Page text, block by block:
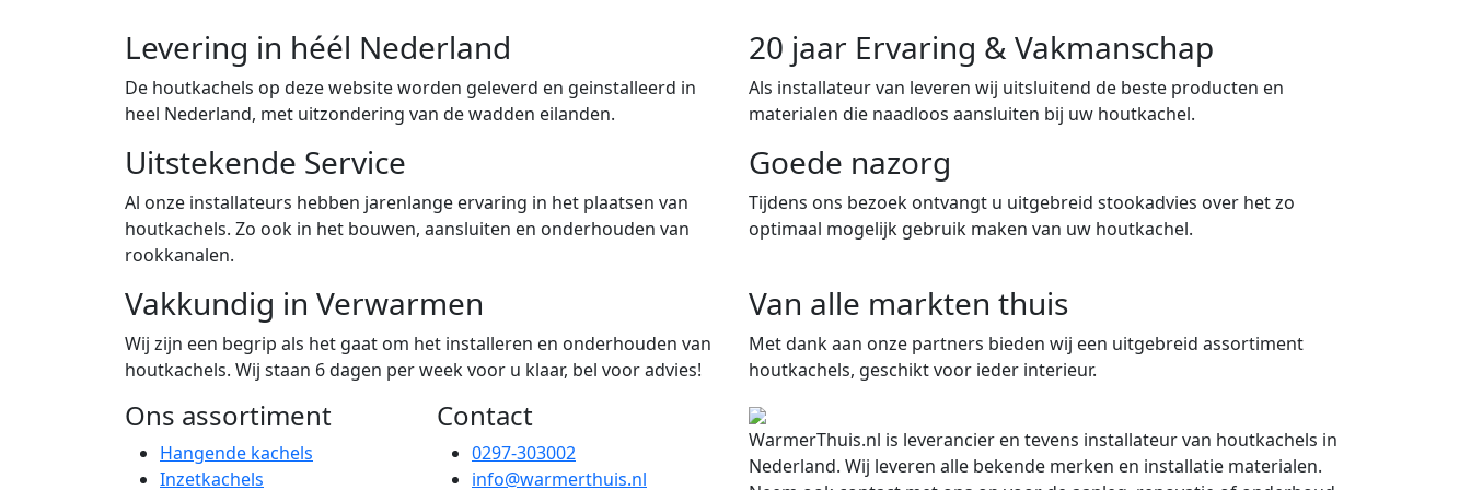
Levering in héél Nederland
De houtkachels op deze website worden geleverd en geinstalleerd in
heel Nederland, met uitzondering van de wadden eilanden.
20 jaar Ervaring & Vakmanschap
Als installateur van leveren wij uitsluitend de beste producten en
materialen die naadloos aansluiten bij uw houtkachel.
Uitstekende Service
Al onze installateurs hebben jarenlange ervaring in het plaatsen van
houtkachels. Zo ook in het bouwen, aansluiten en onderhouden van
rookkanalen.
Goede nazorg
Tijdens ons bezoek ontvangt u uitgebreid stookadvies over het zo
optimaal mogelijk gebruik maken van uw houtkachel.
Vakkundig in Verwarmen
Wij zijn een begrip als het gaat om het installeren en onderhouden van
houtkachels. Wij staan 6 dagen per week voor u klaar, bel voor advies!
Van alle markten thuis
Met dank aan onze partners bieden wij een uitgebreid assortiment
houtkachels, geschikt voor ieder interieur.
Ons assortiment
Hangende kachels
Inzetkachels
Contact
0297-303002
info@warmerthuis.nl
WarmerThuis.nl is leverancier en tevens installateur van houtkachels in
Nederland. Wij leveren alle bekende merken en installatie materialen.